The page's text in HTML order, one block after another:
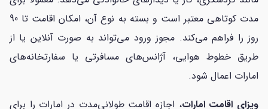
مدت کوتاهی معتبر است و بسته به نوع آن، امکان اقامت تا 90
روز را فراهم می‌کند. مجوز ورود می‌تواند به صورت آنلاین یا از
طریق خطوط هوایی، آژانس‌های مسافرتی یا سفارتخانه‌های
امارات اعمال شود.
ویزای اقامت امارات، اجازه اقامت طولانی‌مدت در امارات را برای